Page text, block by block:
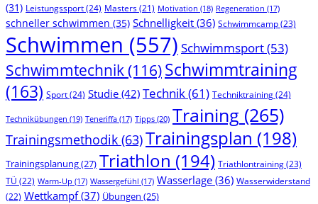
(31) Leistungssport(24) Masters (21) Motivation (18) Regeneration (17)
schneller schwimmen (35) Schnelligkeit (36) Schwimmcamp(23)
Schwimmen (557) Schwimmsport(53)
Schwimmtechnik(116)Schwimmtraining
(163) Sport(24) Studie (42) Technik(61) Techniktraining(24)
Technikübungen (19) Teneriffa (17) Tipps (20) Training (265)
Trainingsmethodik (63)Trainingsplan (198)
Trainingsplanung(27) Triathlon (194) Triathlontraining(23)
TÜ (22) Warm-Up (17) Wassergefühl (17) Wasserlage (36) Wasserwiderstand
(22) Wettkampf(37) Übungen (25)